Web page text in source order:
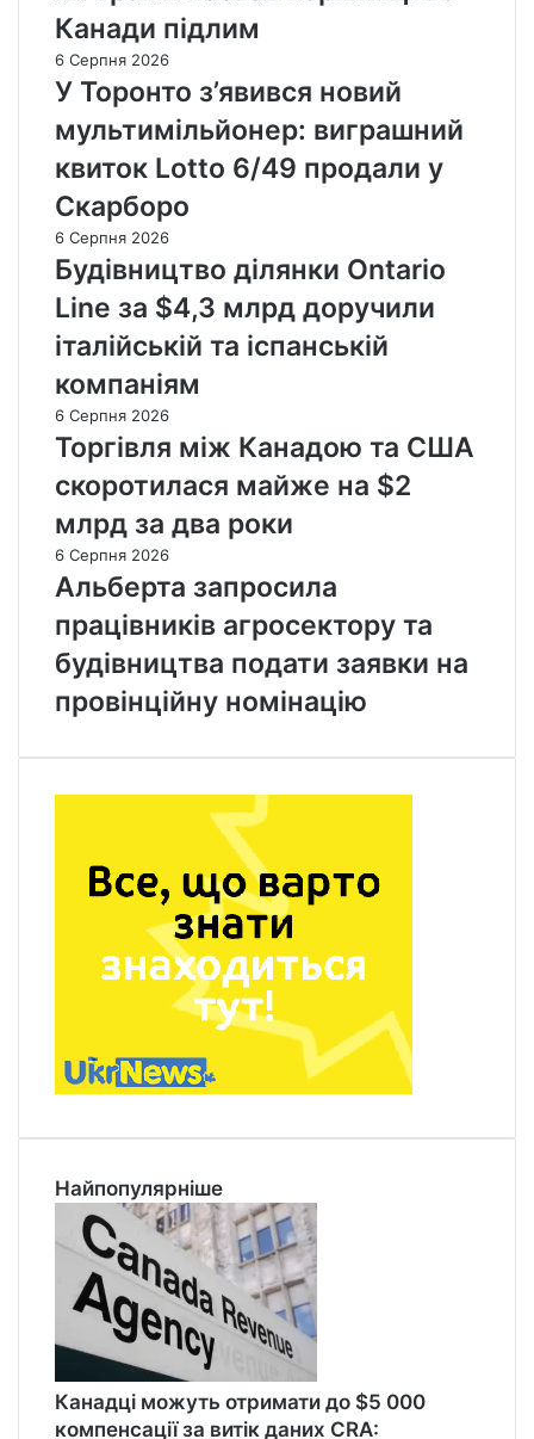
Канади підлим
6 Серпня 2026
У Торонто з’явився новий
мультимільйонер: виграшний
квиток Lotto 6/49 продали у
Скарборо
6 Серпня 2026
Будівництво ділянки Ontario
Line за $4,3 млрд доручили
італійській та іспанській
компаніям
6 Серпня 2026
Торгівля між Канадою та США
скоротилася майже на $2
млрд за два роки
6 Серпня 2026
Альберта запросила
працівників агросектору та
будівництва подати заявки на
провінційну номінацію
Найпопулярніше
Канадці можуть отримати до $5 000
компенсації за витік даних CRA: